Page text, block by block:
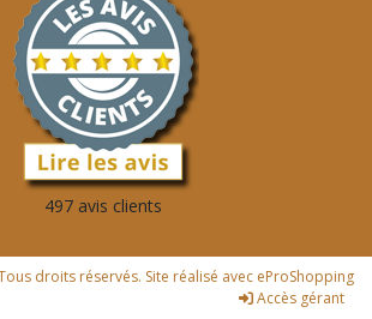
497 avis clients
droits réservés. Site réalisé avec eProShopping
Accès gérant